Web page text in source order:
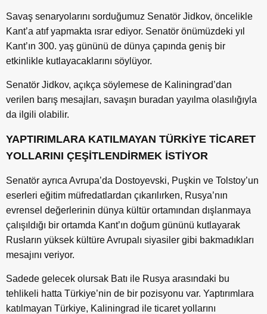
Savaş senaryolarını sorduğumuz Senatör Jidkov, öncelikle
Kant’a atıf yapmakta ısrar ediyor. Senatör önümüzdeki yıl
Kant’ın 300. yaş gününü de dünya çapında geniş bir
etkinlikle kutlayacaklarını söylüyor.
Senatör Jidkov, açıkça söylemese de Kaliningrad’dan
verilen barış mesajları, savaşın buradan yayılma olasılığıyla
da ilgili olabilir.
YAPTIRIMLARA KATILMAYAN TÜRKİYE TİCARET
YOLLARINI ÇEŞİTLENDİRMEK İSTİYOR
Senatör ayrıca Avrupa’da Dostoyevski, Puşkin ve Tolstoy’un
eserleri eğitim müfredatlardan çıkarılırken, Rusya’nın
evrensel değerlerinin dünya kültür ortamından dışlanmaya
çalışıldığı bir ortamda Kant’ın doğum gününü kutlayarak
Rusların yüksek kültüre Avrupalı siyasiler gibi bakmadıkları
mesajını veriyor.
Sadede gelecek olursak Batı ile Rusya arasındaki bu
tehlikeli hatta Türkiye’nin de bir pozisyonu var. Yaptırımlara
katılmayan Türkiye, Kaliningrad ile ticaret yollarını